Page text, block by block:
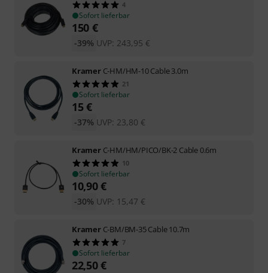
4
Sofort lieferbar
150 €
UVP: 243,95 €
-39%
Kramer C-HM/HM-10 Cable 3.0m
21
Sofort lieferbar
15€
UVP: 23,80 €
-37%
Kramer C-HM/HM/PICO/BK-2 Cable 0.6m
10
Sofort lieferbar
10,90€
UVP: 15,47 €
-30%
Kramer C-BM/BM-35 Cable 10.7m
7
Sofort lieferbar
22,50€